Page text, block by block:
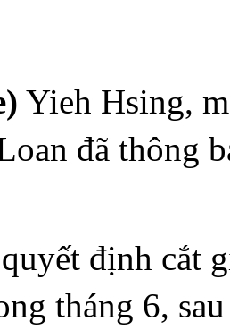
Yieh Hsing,
đã thông
định cắt
tháng 6,